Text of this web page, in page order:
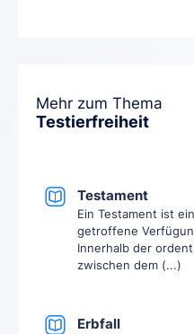
Mehr zum Thema
Testierfreiheit
Testament
Ein Testament ist
getroffene
Innerhalb der
zwischen dem (...)
Erbfall